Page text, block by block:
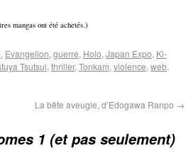
mangas ont été achetés.)
, Evangelion, guerre, Holo, Japan Expo, Ki-
Tsutsui, thriller, Tonkam, violence, web.
La bête aveugle, d’Edogawa Ranpo →
1 (et pas seulement)